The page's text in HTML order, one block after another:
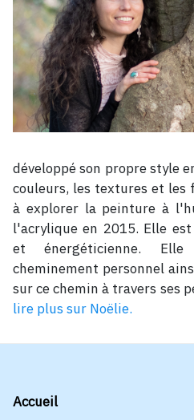
développé son propre style
couleurs, les textures et les
à explorer la peinture à
l'acrylique en 2015. Elle
et énergéticienne.
cheminement personnel
sur ce chemin à travers ses
lire plus sur Noëlie.
Accueil